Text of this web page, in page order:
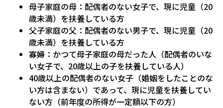
母子家庭の母：配偶者のない女子で、現に児童（20
歳未満）を扶養している方
父子家庭の父：配偶者のない男子で、現に児童（20
歳未満）を扶養している方
寡婦：かつて母子家庭の母だった人（配偶者のいな
い女子で、20歳以上の子を扶養している人）
40歳以上の配偶者のない女子（婚姻をしたことのな
い方は含まない）であって、現に児童を扶養してい
ない方（前年度の所得が一定額以下の方）